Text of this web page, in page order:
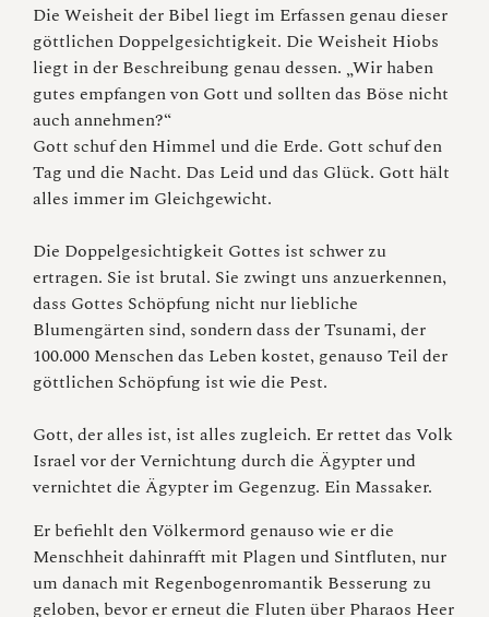
Die Weisheit der Bibel liegt im Erfassen genau dieser
göttlichen Doppelgesichtigkeit. Die Weisheit Hiobs
liegt in der Beschreibung genau dessen. „Wir haben
gutes empfangen von Gott und sollten das Böse nicht
auch annehmen?“
Gott schuf den Himmel und die Erde. Gott schuf den
Tag und die Nacht. Das Leid und das Glück. Gott hält
alles immer im Gleichgewicht.
Die Doppelgesichtigkeit Gottes ist schwer zu
ertragen. Sie ist brutal. Sie zwingt uns anzuerkennen,
dass Gottes Schöpfung nicht nur liebliche
Blumengärten sind, sondern dass der Tsunami, der
100.000 Menschen das Leben kostet, genauso Teil der
göttlichen Schöpfung ist wie die Pest.
Gott, der alles ist, ist alles zugleich. Er rettet das Volk
Israel vor der Vernichtung durch die Ägypter und
vernichtet die Ägypter im Gegenzug. Ein Massaker.
Er befiehlt den Völkermord genauso wie er die
Menschheit dahinrafft mit Plagen und Sintfluten, nur
um danach mit Regenbogenromantik Besserung zu
geloben, bevor er erneut die Fluten über Pharaos Heer